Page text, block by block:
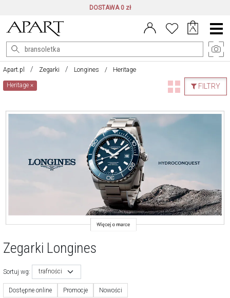
DOSTAWA 0 zł
Menu
główne
Apart.pl Zegarki Longines Heritage
FILTRY
Heritage×
Zegarki Longines
Sortuj wg: trafności
Dostępne online Promocje Nowości